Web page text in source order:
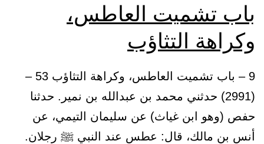
باب تشميت العاطس،
وكراهة التثاؤب
9 – باب تشميت العاطس، وكراهة التثاؤب 53 –
(2991) حدثني محمد بن عبدالله بن نمير. حدثنا
حفص (وهو ابن غياث) عن سليمان التيمي، عن
أنس بن مالك، قال: عطس عند النبي ﷺ رجلان.